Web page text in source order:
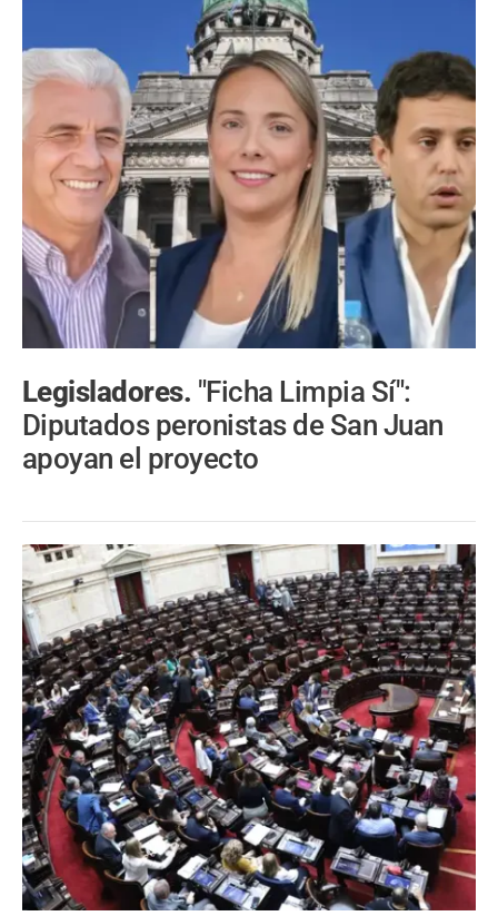
Legisladores. "Ficha Limpia Sí":
Diputados peronistas de San Juan
apoyan el proyecto